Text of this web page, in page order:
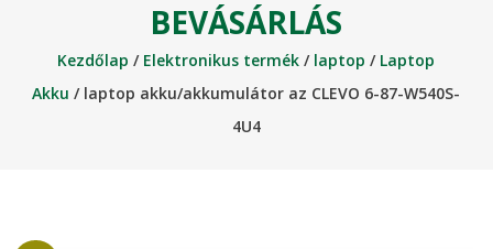
BEVÁSÁRLÁS
Kezdőlap / Elektronikus termék / laptop / Laptop
Akku / laptop akku/akkumulátor az CLEVO 6-87-W540S-
4U4